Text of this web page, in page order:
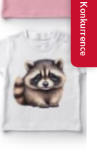
Konkurrence